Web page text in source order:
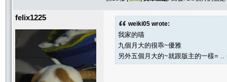
felix1225
weiki05 wrote:
我家的喵
九個月大的很乖~優雅
另外五個月大的~就跟版主的一樣= ..